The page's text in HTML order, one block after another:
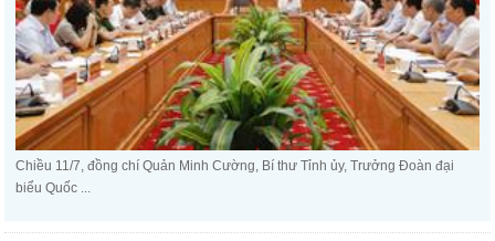
Chiều 11/7, đồng chí Quản Minh Cường, Bí thư Tỉnh ủy, Trưởng Đoàn đại
biểu Quốc ...